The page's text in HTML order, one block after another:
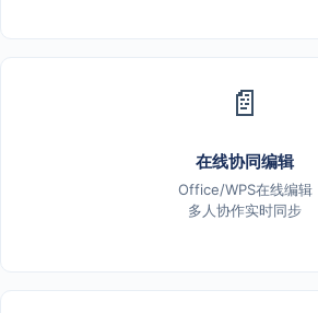
📄
在线协同编辑
Office/WPS在线编辑
多人协作实时同步